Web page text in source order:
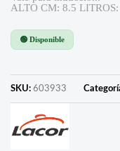
ALTO CM: 8.5 LITROS:
🟢 Disponible
SKU: 603933